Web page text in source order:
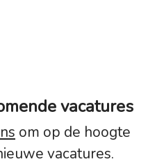
vacatures
om op de hoogte
vacatures.